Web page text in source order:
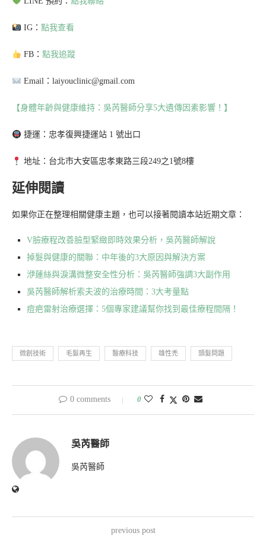
IG： 點我查看
FB： 點我追蹤
Email：laiyouclinic@gmail.com
【身體年齡與健康維持：吳芮醫師分享5大遺傳因素影響！】
捷運：忠孝復興捷運站 1 號出口
地址：台北市大安區忠孝東路三段249之1號8樓
延伸閱讀
如果你正在整理相關健康主題，也可以接著閱讀本站近期文章：
V臉療程改善臉型緊緻即時效果分析，吳芮醫師解說
掉髮與健康的關聯：中年後的3大原因與解決方案
洢蓮絲與淚溝微整安全性分析：吳芮醫師強調3大副作用
吳芮醫師解析索夫波的治療時間：3大考量點
痘疤雷射治療選擇：5個專家建議幫你找到最佳療程間隔！
微創技術 毛髮再生 醫療科技 雄性禿 頭髮問題
0 comments 0
吳芮醫師
吳芮醫師
previous post